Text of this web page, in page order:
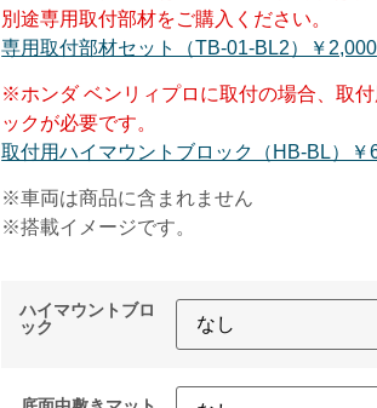
別途専用取付部材をご購入ください。
専用取付部材セット（TB-01-BL2）￥2,000
※ホンダ ベンリィプロに取付の場合、取
ックが必要です。
取付用ハイマウントブロック（HB-BL）￥
※車両は商品に含まれません
※搭載イメージです。
ハイマウントブロ
ック